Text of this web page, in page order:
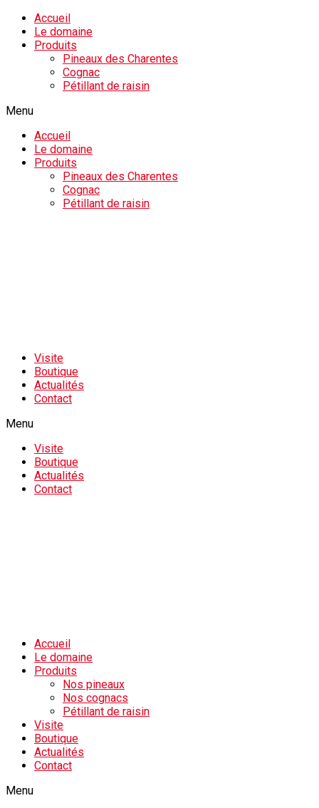
Accueil
Le domaine
Produits
Pineaux des Charentes
Cognac
Pétillant de raisin
Menu
Accueil
Le domaine
Produits
Pineaux des Charentes
Cognac
Pétillant de raisin
Visite
Boutique
Actualités
Contact
Menu
Visite
Boutique
Actualités
Contact
Accueil
Le domaine
Produits
Nos pineaux
Nos cognacs
Pétillant de raisin
Visite
Boutique
Actualités
Contact
Menu